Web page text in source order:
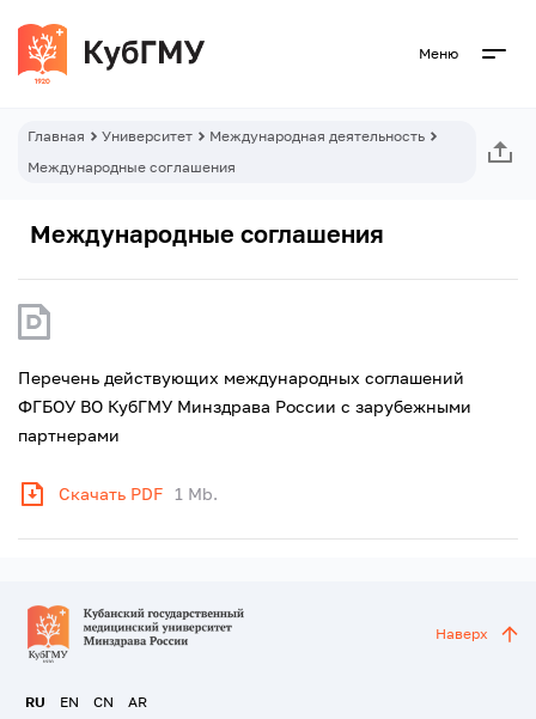
Меню
Главная Университет
Международная деятельность
Международные соглашения
Международные соглашения
Перечень действующих международных соглашений
ФГБОУ ВО КубГМУ Минздрава России с зарубежными
партнерами
Скачать PDF 1 Mb.
RU EN CN AR
Наверх